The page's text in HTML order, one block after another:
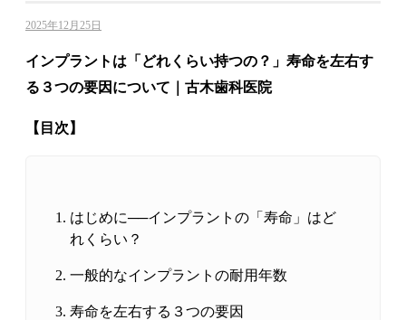
2025年12月25日
インプラントは「どれくらい持つの？」寿命を左右す
る３つの要因について｜古木歯科医院
【目次】
はじめに──インプラントの「寿命」はど
れくらい？
一般的なインプラントの耐用年数
寿命を左右する３つの要因